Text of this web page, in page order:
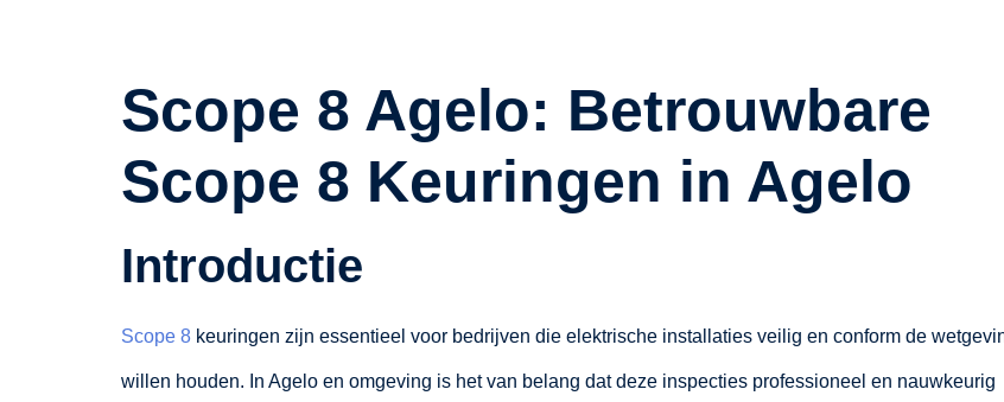
Scope 8 Agelo: Betrouwbare
Scope 8 Keuringen in Agelo
Introductie
Scope 8 keuringen zijn essentieel voor bedrijven die elektrische installaties veilig en conform de
willen houden. In Agelo en omgeving is het van belang dat deze inspecties professioneel en nauwkeurig